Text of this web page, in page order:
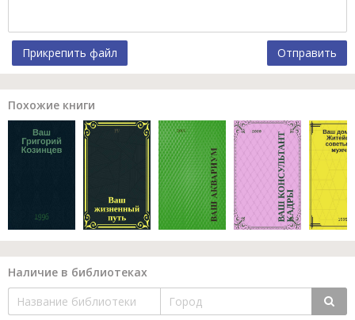
Прикрепить файл Отправить
Похожие книги
Наличие в библиотеках